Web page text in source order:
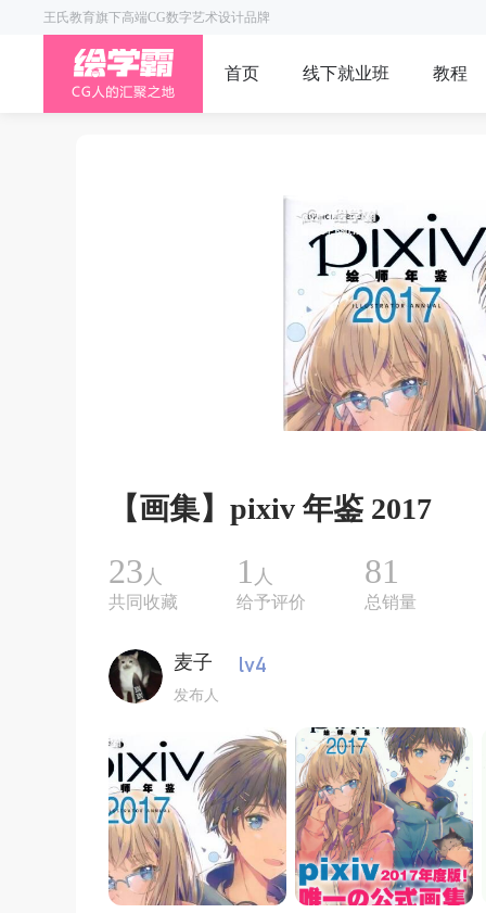
王氏教育旗下高端CG数字艺术设计品牌
首页 线下就业班 教程
【画集】pixiv 年鉴 2017
23 人
共同收藏
1 人
给予评价
81
总销量
麦子
发布人